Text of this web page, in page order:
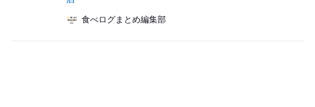
食べログまとめ編集部